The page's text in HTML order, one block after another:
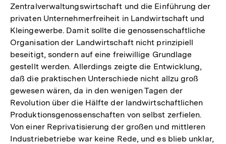
Zentralverwaltungswirtschaft und die Einführung der
privaten Unternehmerfreiheit in Landwirtschaft und
Kleingewerbe. Damit sollte die genossenschaftliche
Organisation der Landwirtschaft nicht prinzipiell
beseitigt, sondern auf eine freiwillige Grundlage
gestellt werden. Allerdings zeigte die Entwicklung,
daß die praktischen Unterschiede nicht allzu groß
gewesen wären, da in den wenigen Tagen der
Revolution über die Hälfte der landwirtschaftlichen
Produktionsgenossenschaften von selbst zerfielen.
Von einer Reprivatisierung der großen und mittleren
Industriebetriebe war keine Rede, und es blieb unklar,